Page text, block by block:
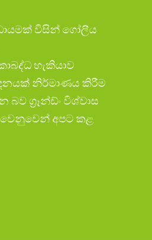
විසින් ගෝලීය
හැකියාව
නිර්මාණය කිරීම
ග්‍රෑන්ඩ්ං විශ්වාස
අපට කළ